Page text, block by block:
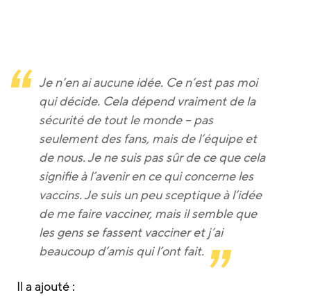
Je n’en ai aucune idée. Ce n’est pas moi
qui décide. Cela dépend vraiment de la
sécurité de tout le monde – pas
seulement des fans, mais de l’équipe et
de nous. Je ne suis pas sûr de ce que cela
signifie à l’avenir en ce qui concerne les
vaccins. Je suis un peu sceptique à l’idée
de me faire vacciner, mais il semble que
les gens se fassent vacciner et j’ai
beaucoup d’amis qui l’ont fait.
Il a ajouté :